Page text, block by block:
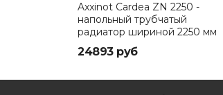
Axxinot Cardea ZN 2250 -
напольный трубчатый
радиатор шириной 2250 мм
24893 руб